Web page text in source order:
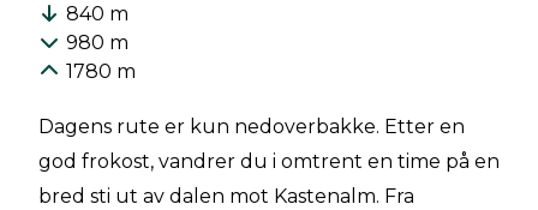
840 m
980 m
1780 m
Dagens rute er kun nedoverbakke. Etter en
god frokost, vandrer du i omtrent en time på en
bred sti ut av dalen mot Kastenalm. Fra